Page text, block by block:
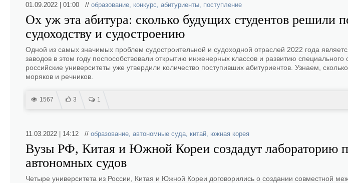
01.09.2022 | 01:00 // образование, конкурс, абитуриенты, поступление
Ох уж эта абитура: сколько будущих студентов решили
судоходству и судостроению
Одной из самых значимых проблем судостроительной и судоходной отраслей 2022 года
заводов в этом году поспособствовали открытию инженерных классов и развитию
российские университеты уже утвердили количество поступивших абитуриентов. Узнаем,
моряков и речников.
1567 3 1
11.03.2022 | 14:12 // образование, автономные суда, китай, южная корея
Вузы РФ, Китая и Южной Кореи создадут лабораторию
автономных судов
Четыре университета из России, Китая и Южной Кореи договорились о создании совместной